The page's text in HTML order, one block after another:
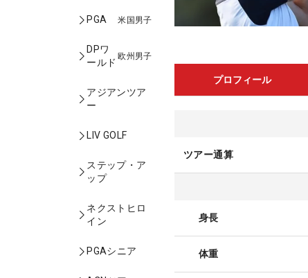
PGA 米国男子
DPワ
ールド
欧州男子
アジアンツア
ー
LIV GOLF
ステップ・ア
ップ
ネクストヒロ
イン
PGAシニア
プロフィール
ツアー通算
身長
体重